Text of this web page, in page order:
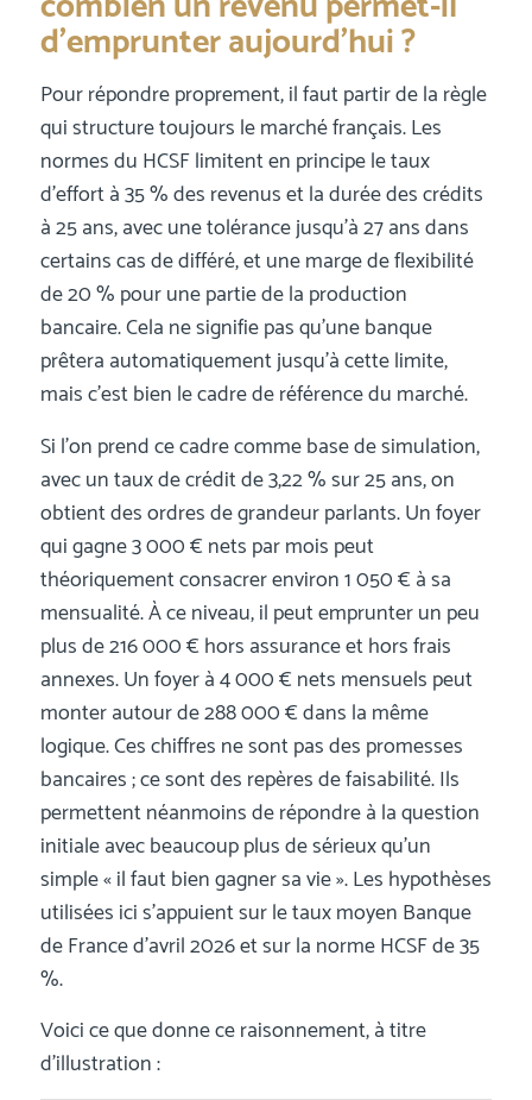
d’emprunter aujourd’hui ?
Pour répondre proprement, il faut partir de la règle
qui structure toujours le marché français. Les
normes du HCSF limitent en principe le taux
d’effort à 35 % des revenus et la durée des crédits
à 25 ans, avec une tolérance jusqu’à 27 ans dans
certains cas de différé, et une marge de flexibilité
de 20 % pour une partie de la production
bancaire. Cela ne signifie pas qu’une banque
prêtera automatiquement jusqu’à cette limite,
mais c’est bien le cadre de référence du marché.
Si l’on prend ce cadre comme base de simulation,
avec un taux de crédit de 3,22 % sur 25 ans, on
obtient des ordres de grandeur parlants. Un foyer
qui gagne 3 000 € nets par mois peut
théoriquement consacrer environ 1 050 € à sa
mensualité. À ce niveau, il peut emprunter un peu
plus de 216 000 € hors assurance et hors frais
annexes. Un foyer à 4 000 € nets mensuels peut
monter autour de 288 000 € dans la même
logique. Ces chiffres ne sont pas des promesses
bancaires ; ce sont des repères de faisabilité. Ils
permettent néanmoins de répondre à la question
initiale avec beaucoup plus de sérieux qu’un
simple « il faut bien gagner sa vie ». Les hypothèses
utilisées ici s’appuient sur le taux moyen Banque
de France d’avril 2026 et sur la norme HCSF de 35
%.
Voici ce que donne ce raisonnement, à titre
d’illustration :